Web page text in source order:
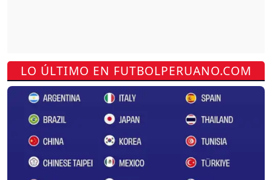
LO ÚLTIMO EN FUTBOLPERUANO.COM